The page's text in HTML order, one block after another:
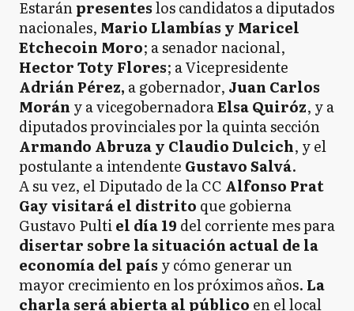
Estaránpresenteslos candidatos a diputados
nacionales, Mario Llambías y Maricel
Etchecoin Moro; a senador nacional,
Hector Toty Flores; a Vicepresidente
Adrián Pérez, a gobernador, Juan Carlos
Morán y a vicegobernadoraElsa Quiróz, y a
diputados provinciales por la quinta sección
Armando Abruza y Claudio Dulcich, y el
postulante a intendente Gustavo Salvá.
A su vez, el Diputado de la CC Alfonso Prat
Gay visitará el distrito que gobierna
Gustavo Pultiel día 19 del corriente mes para
disertar sobre la situación actual de la
economía del país y cómo generar un
mayor crecimiento en los próximos años. La
charla será abierta al público en el local